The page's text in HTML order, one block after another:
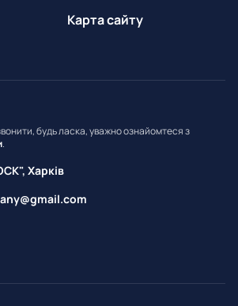
Карта сайту
будь ласка, уважно ознайомтеся з
.
Харків